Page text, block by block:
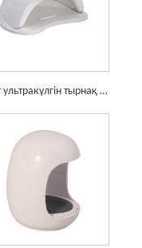
48 Вт ультракүлгін тырнақ кептіргіш машина 24 жарықдиодты қатайтатын шам